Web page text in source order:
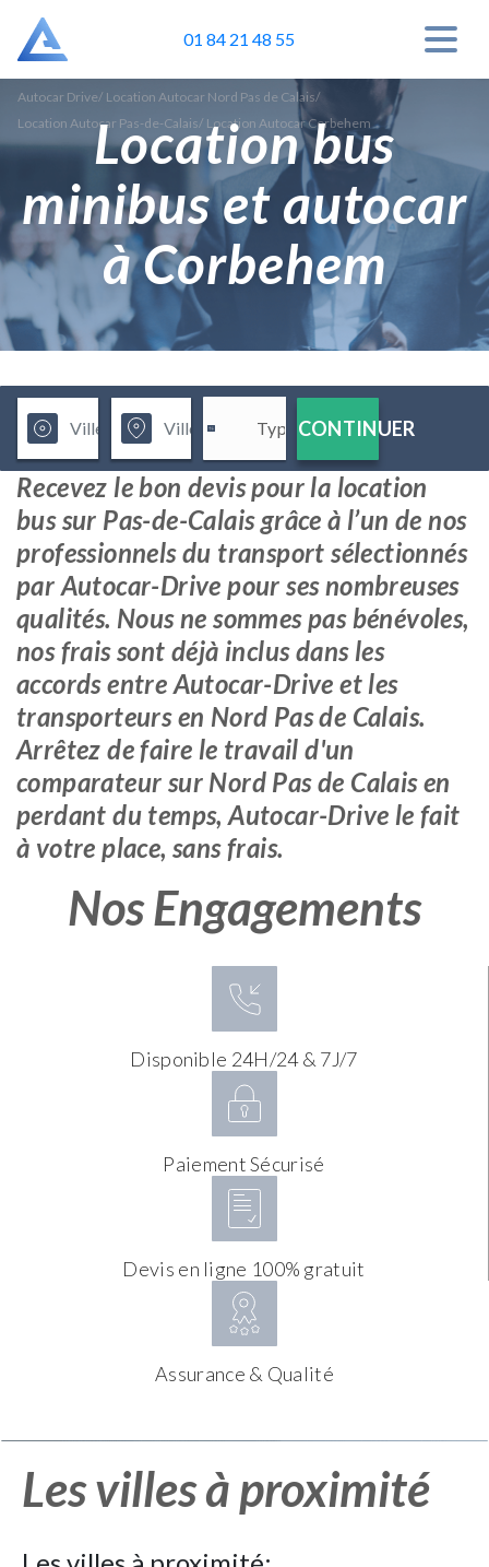
01 84 21 48 55
Autocar Drive/ Location Autocar Nord Pas de Calais/
Location Autocar Pas-de-Calais/ Location Autocar Corbehem
Location bus
minibus et autocar
à Corbehem
CONTINUER
Recevez le bon devis pour la location
bus sur Pas-de-Calais grâce à l’un de nos
professionnels du transport sélectionnés
par Autocar-Drive pour ses nombreuses
qualités. Nous ne sommes pas bénévoles,
nos frais sont déjà inclus dans les
accords entre Autocar-Drive et les
transporteurs en Nord Pas de Calais.
Arrêtez de faire le travail d'un
comparateur sur Nord Pas de Calais en
perdant du temps, Autocar-Drive le fait
à votre place, sans frais.
Nos Engagements
Disponible 24H/24 & 7J/7
Paiement Sécurisé
Devis en ligne 100% gratuit
Assurance & Qualité
Les villes à proximité